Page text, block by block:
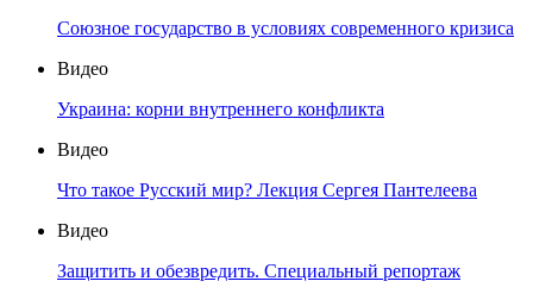
Союзное государство в условиях современного кризиса
Видео
Украина: корни внутреннего конфликта
Видео
Что такое Русский мир? Лекция Сергея Пантелеева
Видео
Защитить и обезвредить. Специальный репортаж